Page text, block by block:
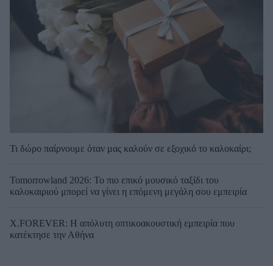
Τι δώρο παίρνουμε όταν μας καλούν σε εξοχικό το καλοκαίρι;
Tomorrowland 2026: Το πιο επικό μουσικό ταξίδι του
καλοκαιριού μπορεί να γίνει η επόμενη μεγάλη σου εμπειρία
X.FOREVER: Η απόλυτη οπτικοακουστική εμπειρία που
κατέκτησε την Αθήνα